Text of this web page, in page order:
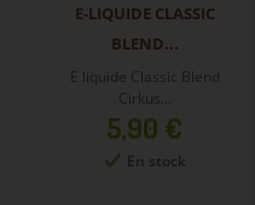
E-LIQUIDE CLASSIC
BLEND...
E liquide Classic Blend
Cirkus...
Prix
5,90 €
En stock